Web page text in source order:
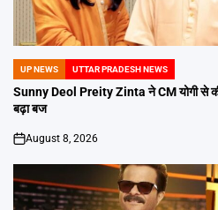
POSTED
IN
UP NEWS UTTAR PRADESH NEWS
Sunny Deol Preity Zinta ने CM योगी से की
बढ़ा बज
on
August 8, 2026